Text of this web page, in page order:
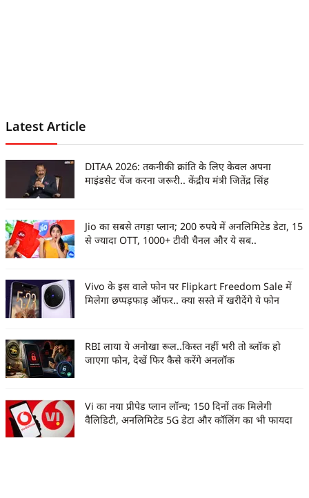
Latest Article
DITAA 2026: तकनीकी क्रांति के लिए केवल अपना
माइंडसेट चेंज करना जरूरी.. केंद्रीय मंत्री जितेंद्र सिंह
Jio का सबसे तगड़ा प्लान; 200 रुपये में अनलिमिटेड डेटा, 15
से ज्यादा OTT, 1000+ टीवी चैनल और ये सब..
Vivo के इस वाले फोन पर Flipkart Freedom Sale में
मिलेगा छप्पड़फाड़ ऑफर.. क्या सस्ते में खरीदेंगे ये फोन
RBI लाया ये अनोखा रूल..किस्त नहीं भरी तो ब्लॉक हो
जाएगा फोन, देखें फिर कैसे करेंगे अनलॉक
Vi का नया प्रीपेड प्लान लॉन्च; 150 दिनों तक मिलेगी
वैलिडिटी, अनलिमिटेड 5G डेटा और कॉलिंग का भी फायदा